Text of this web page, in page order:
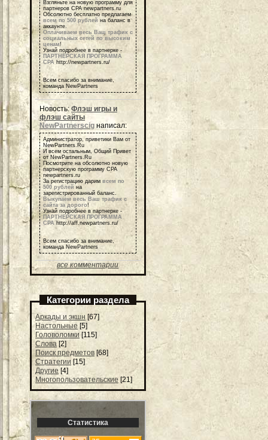
Взгляньте на новую программу для
партнеров СРА newpartners.ru
Обсолютно бесплатно предлагаем
всем по 500 рублей на баланс в
аккаунте.
Оплачиваем весь Ваш трафик с
социальных сетей по высоким
ценам!
Узнай подробнее в партнерке -
ПАРТНЕРСКАЯ ПРОГРАММА
СРА http://newpartners.ru/
Всем спасибо за внимание,
команда NewPartners
Новость: Флэш игры и
флэш сайты
NewPartnerscig написал:
Администратор, приветики Вам от
NewPartners.Ru
И всем остальным, Общий Привет
от NewPartners.Ru
Посмотрите на обсолютно новую
партнерскую программу СРА
newpartners.ru
За регистрацию дарим всем по
500 рублей на
зарегистрированный баланс.
Выкупаем весь Ваш трафик с
сайта за дорого!
Узнай подробнее в партнерке -
ПАРТНЕРСКАЯ ПРОГРАММА
СРА http://aff.newpartners.ru/
Всем спасибо за внимание,
команда NewPartners
все комментарии
Категории раздела
Аркады и экшн [67]
Настольные [5]
Головоломки [115]
Слова [2]
Поиск предметов [68]
Стратегии [15]
Другие [4]
Многопользовательские [21]
Статистика